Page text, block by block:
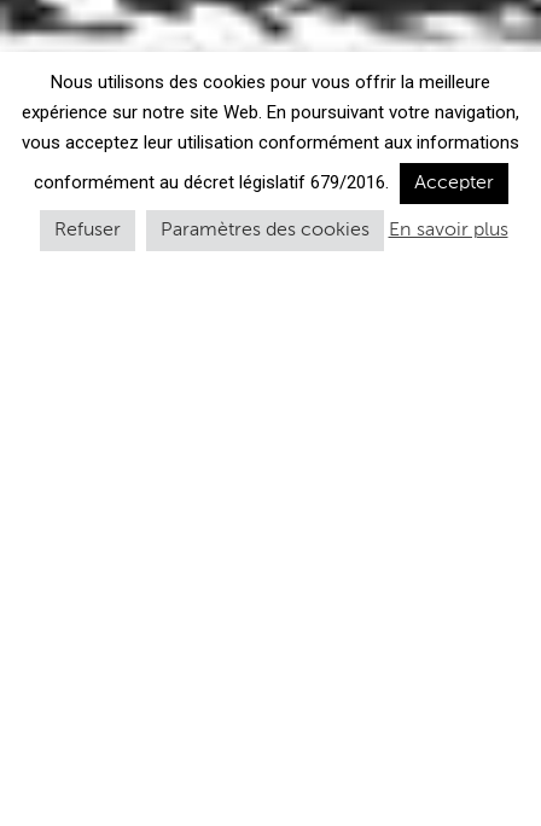
Nous utilisons des cookies pour vous offrir la meilleure
expérience sur notre site Web. En poursuivant votre navigation,
vous acceptez leur utilisation conformément aux informations
conformément au décret législatif 679/2016.
Accepter
Refuser Paramètres des cookies En savoir plus